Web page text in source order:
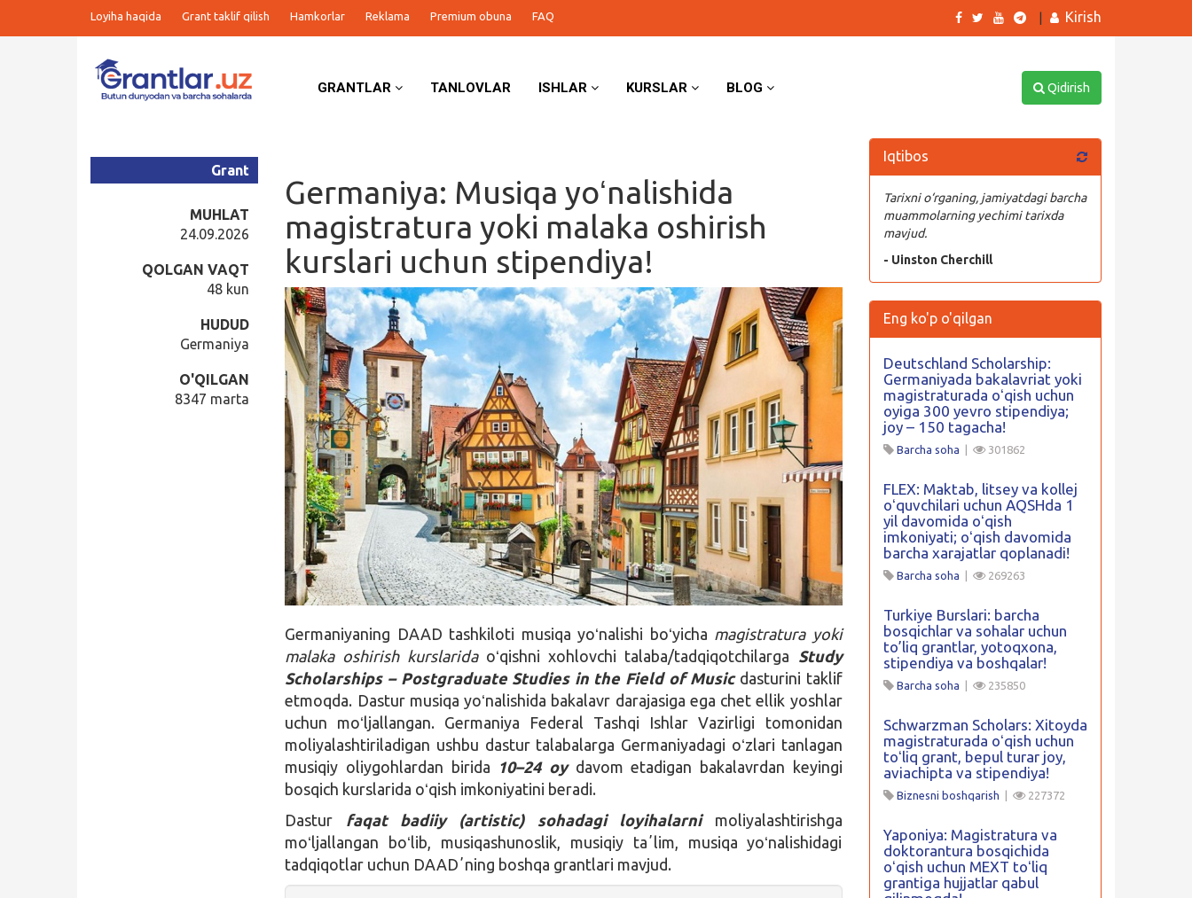
Loyiha haqida Grant taklif qilish Hamkorlar Reklama Premium obuna FAQ Kirish
GRANTLAR TANLOVLAR ISHLAR KURSLAR BLOG Qidirish
Germaniya: Musiqa yoʻnalishida
magistratura yoki malaka oshirish
kurslari uchun stipendiya!
Grant
MUHLAT
24.09.2026
QOLGAN VAQT
48 kun
HUDUD
Germaniya
O'QILGAN
8347 marta
Germaniyaning DAAD tashkiloti musiqa yoʻnalishi boʻyicha magistratura yoki
malaka oshirish kurslarida oʻqishni xohlovchi talaba/tadqiqotchilarga Study
Scholarships – Postgraduate Studies in the Field of Musicdasturini taklif
etmoqda. Dastur musiqa yoʻnalishida bakalavr darajasiga ega chet ellik yoshlar
uchun moʻljallangan. Germaniya Federal Tashqi Ishlar Vazirligi tomonidan
moliyalashtiriladigan ushbu dastur talabalarga Germaniyadagi oʻzlari tanlagan
musiqiy oliygohlardan birida 10–24 oy davom etadigan bakalavrdan keyingi
bosqich kurslarida oʻqish imkoniyatini beradi.
Dastur
faqat badiiy (artistic) sohadagi loyihalarnimoliyalashtirishga
moʻljallangan boʻlib, musiqashunoslik, musiqiy taʼlim, musiqa yoʻnalishidagi
tadqiqotlar uchun DAADʼning boshqa grantlari mavjud.
Iqtibos
Tarixni o‘rganing, jamiyatdagi barcha
muammolarning yechimi tarixda
mavjud.
- Uinston Cherchill
Eng ko'p o'qilgan
Deutschland Scholarship:
Germaniyada bakalavriat yoki
magistraturada oʻqish uchun
oyiga 300 yevro stipendiya;
joy – 150 tagacha!
Barcha soha 301862
FLEX: Maktab, litsey va kollej
oʻquvchilari uchun AQSHda 1
yil davomida oʻqish
imkoniyati; oʻqish davomida
barcha xarajatlar qoplanadi!
Barcha soha 269263
Turkiye Burslari: barcha
bosqichlar va sohalar uchun
to’liq grantlar, yotoqxona,
stipendiya va boshqalar!
Barcha soha 235850
Schwarzman Scholars: Xitoyda
magistraturada oʻqish uchun
toʻliq grant, bepul turar joy,
aviachipta va stipendiya!
Biznesni boshqarish 227372
Yaponiya: Magistratura va
doktorantura bosqichida
oʻqish uchun MEXT toʻliq
grantiga hujjatlar qabul